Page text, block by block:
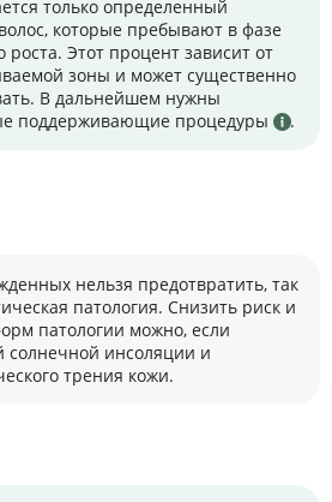
только определенный
которые пребывают в фазе
роста. Этот процент зависит от
зоны и может существенно
В дальнейшем нужны
поддерживающие процедуры
.
нельзя предотвратить, так
патология. Снизить риск и
патологии можно, если
солнечной инсоляции и
трения кожи.